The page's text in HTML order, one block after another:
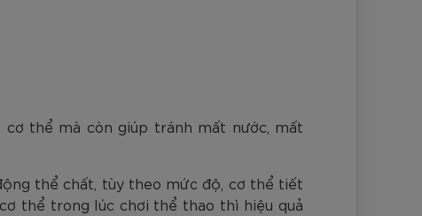
thể mà còn giúp tránh mất nước, mất
thể chất, tùy theo mức độ, cơ thể tiết
thể trong lúc chơi thể thao thì hiệu quả